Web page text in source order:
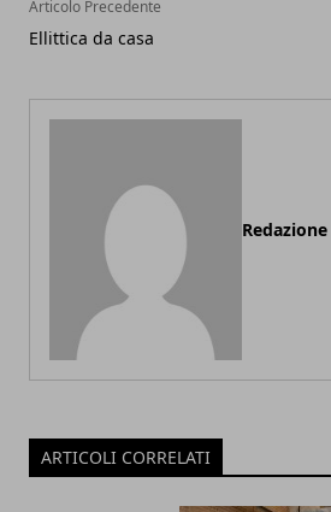
Articolo Precedente
Ellittica da casa
Redazione
ARTICOLI CORRELATI